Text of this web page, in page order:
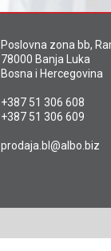
Poslovna zona bb,
78000 Banja Luka
Bosna i Hercegovina
+387 51 306 608
+387 51 306 609
prodaja.bl@albo.biz